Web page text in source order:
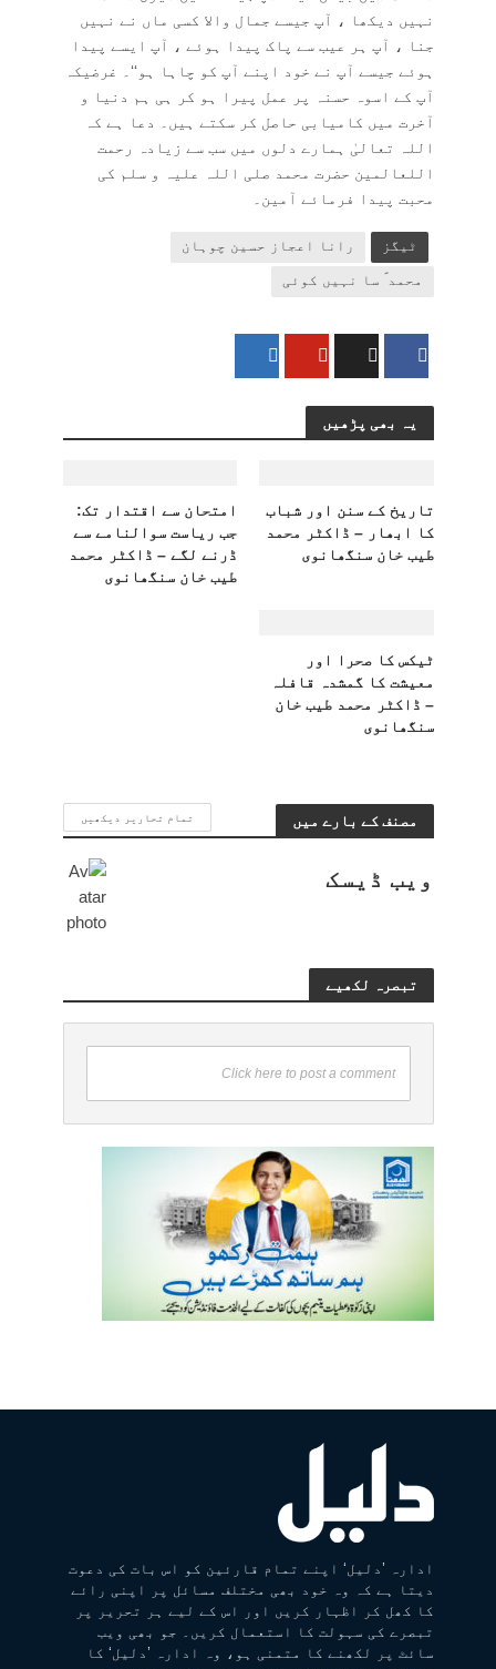
نہیں دیکھا ، آپ جیسے جمال والا کسی ماں نے نہیں
جنا ، آپ ہر عیب سے پاک پیدا ہوئے ، آپ ایسے پیدا
ہوئے جیسے آپ نے خود اپنے آپ کو چاہا ہو‘‘۔ غرضیکہ
آپ کے اسوہ حسنہ پر عمل پیرا ہو کر ہی ہم دنیا و
آخرت میں کامیابی حاصل کر سکتے ہیں۔ دعا ہے کہ
اللہ تعالیٰ ہمارے دلوں میں سب سے زیادہ رحمت
اللعالمین حضرت محمد صلی اللہ علیہ و سلم کی
محبت پیدا فرمائے آمین۔
ٹیگز رانا اعجاز حسین چوہان
محمد ؐ سا نہیں کوئی
یہ بھی پڑھیں
تاریخ کے سنن اور شباب
کا ابھار – ڈاکٹر محمد
طیب خان سنگھانوی
امتحان سے اقتدار تک:
جب ریاست سوالنامے سے
ڈرنے لگے – ڈاکٹر محمد
طیب خان سنگھانوی
ٹیکس کا صحرا اور
معیشت کا گمشدہ قافلہ
– ڈاکٹر محمد طیب خان
سنگھانوی
مصنف کے بارے میں تمام تحاریر دیکھیں
ویب ڈیسک
تبصرہ لکھیے
Click here to post a comment
ادارہ ’دلیل‘ اپنے تمام قارئین کو اس بات کی دعوت
دیتا ہے کہ وہ خود بھی مختلف مسائل پر اپنی رائے
کا کھل کر اظہار کریں اور اس کے لیے ہر تحریر پر
تبصرے کی سہولت کا استعمال کریں۔ جو بھی ویب
سائٹ پر لکھنے کا متمنی ہو، وہ ادارہ ’دلیل‘ کا